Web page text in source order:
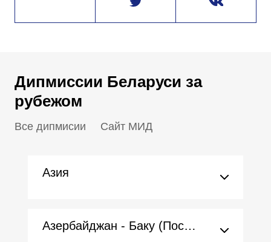
Дипмиссии Беларуси за
рубежом
Все дипмисии Сайт МИД
Азия
Азербайджан - Баку (Посольство)